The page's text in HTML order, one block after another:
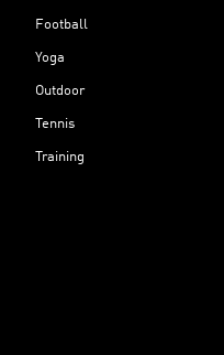
Football
Yoga
Outdoor
Tennis
Training